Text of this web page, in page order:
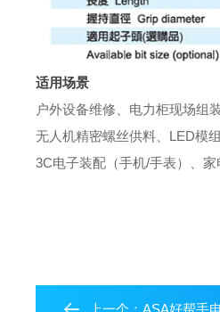
适用场景
户外设备维修、电力柜现场组
无人机精密螺丝供料、LED模
3C电子装配（手机/手表）、